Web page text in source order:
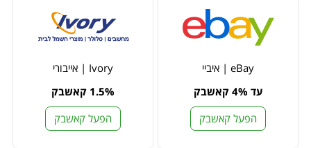
eBay | איביי
עד 4% קאשבק
הפעל קאשבק
Ivory | אייבורי
1.5% קאשבק
הפעל קאשבק